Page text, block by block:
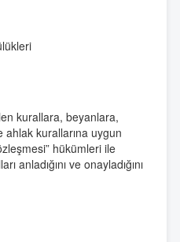
kurallara, beyanlara,
kurallarına uygun
hükümleri ile
anladığını ve onayladığını